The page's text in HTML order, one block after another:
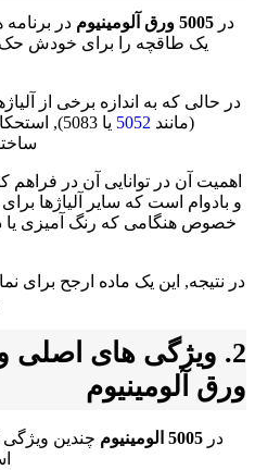
در 5005 ورق آلومینیوم
در برنامه
یک طاقچه را برای خودش حک می
(مانند 5052
یا 5083),
اهمیت آن در توانایی آن در
و بادوام است که سایر آلیاژها
خصوص هنگامی که رنگ آمیزی
در نتیجه, این یک ماده ارجح برای
ورق آلومینیوم
در 5005 الومینیوم
چندین ویژگی